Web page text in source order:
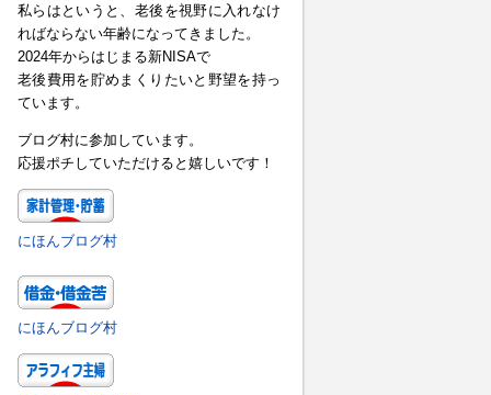
私らはというと、老後を視野に入れなけ
ればならない年齢になってきました。
2024年からはじまる新NISAで
老後費用を貯めまくりたいと野望を持っ
ています。
ブログ村に参加しています。
応援ポチしていただけると嬉しいです！
にほんブログ村
にほんブログ村